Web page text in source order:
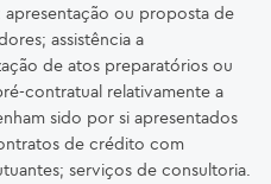
ou proposta de
assistência a
de atos preparatórios ou
contratual relativamente a
sido por si apresentados
de crédito com
serviços de consultoria.